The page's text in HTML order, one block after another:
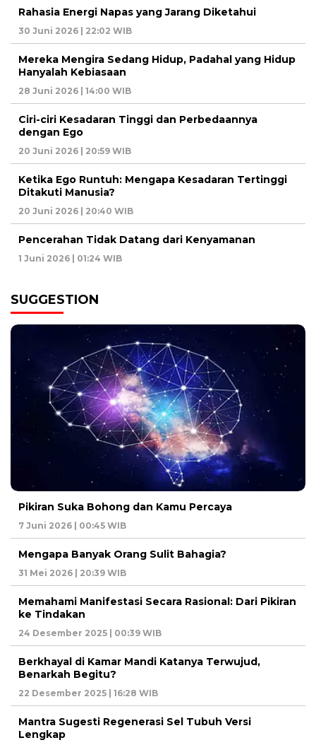
Rahasia Energi Napas yang Jarang Diketahui
30 Juni 2026 | 22:02 WIB
Mereka Mengira Sedang Hidup, Padahal yang Hidup
Hanyalah Kebiasaan
28 Juni 2026 | 14:00 WIB
Ciri-ciri Kesadaran Tinggi dan Perbedaannya
dengan Ego
20 Juni 2026 | 20:59 WIB
Ketika Ego Runtuh: Mengapa Kesadaran Tertinggi
Ditakuti Manusia?
20 Juni 2026 | 20:40 WIB
Pencerahan Tidak Datang dari Kenyamanan
1 Juni 2026 | 01:24 WIB
SUGGESTION
Pikiran Suka Bohong dan Kamu Percaya
7 Juni 2026 | 00:45 WIB
Mengapa Banyak Orang Sulit Bahagia?
31 Mei 2026 | 20:39 WIB
Memahami Manifestasi Secara Rasional: Dari Pikiran
ke Tindakan
24 Desember 2025 | 00:39 WIB
Berkhayal di Kamar Mandi Katanya Terwujud,
Benarkah Begitu?
22 Desember 2025 | 16:28 WIB
Mantra Sugesti Regenerasi Sel Tubuh Versi
Lengkap